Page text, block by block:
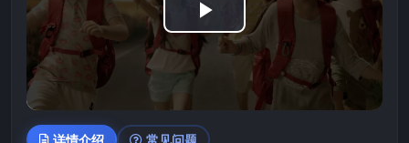
Play
Video